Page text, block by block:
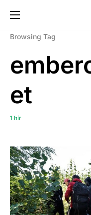
Browsing Tag
et
1 hír